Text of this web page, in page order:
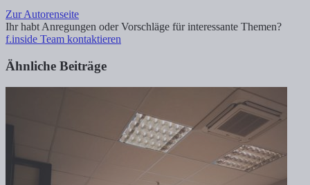
Zur Autorenseite
Ihr habt Anregungen oder Vorschläge für interessante Themen?
f.inside Team kontaktieren
Ähnliche Beiträge